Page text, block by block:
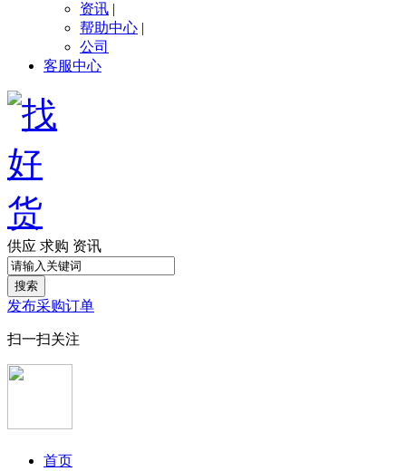
资讯 |
帮助中心 |
公司
客服中心
供应 求购 资讯
搜索
发布采购订单
扫一扫关注
首页